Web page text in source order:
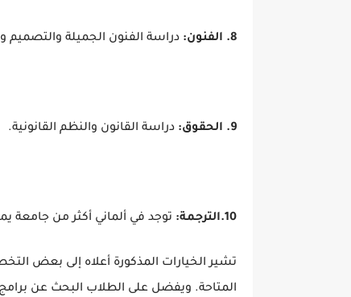
8. الفنون: دراسة الفنون الجميلة والتصميم
9. الحقوق: دراسة القانون والنظم القانونية.
10.الترجمة: توجد في ألماني أكثر من جامعة
تشير الخيارات المذكورة أعلاه إلى بعض
المتاحة. ويفضل على الطلاب البحث عن